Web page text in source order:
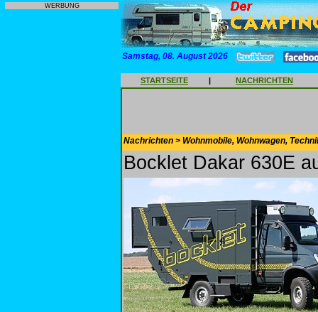
WERBUNG
Samstag, 08. August 2026
STARTSEITE | NACHRICHTEN
Nachrichten > Wohnmobile, Wohnwagen,
Bocklet Dakar 630E